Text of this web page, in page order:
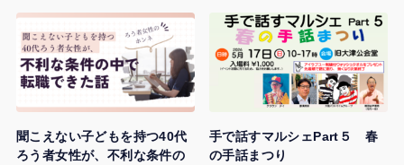
聞こえない子どもを持つ40代
ろう者女性が、不利な条件の
手で話すマルシェPart５ 春
の手話まつり